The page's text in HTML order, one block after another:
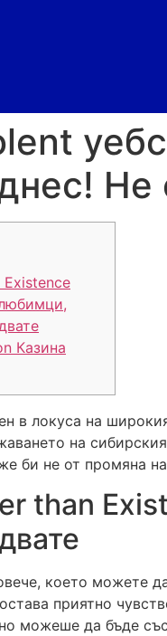
Не
Existence
Казина
в локуса на
на
би не от промяна
than
което можете
приятно
можеше да бъде